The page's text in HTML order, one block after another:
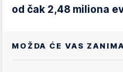
od čak 2,48 miliona
MOŽDA ĆE VAS